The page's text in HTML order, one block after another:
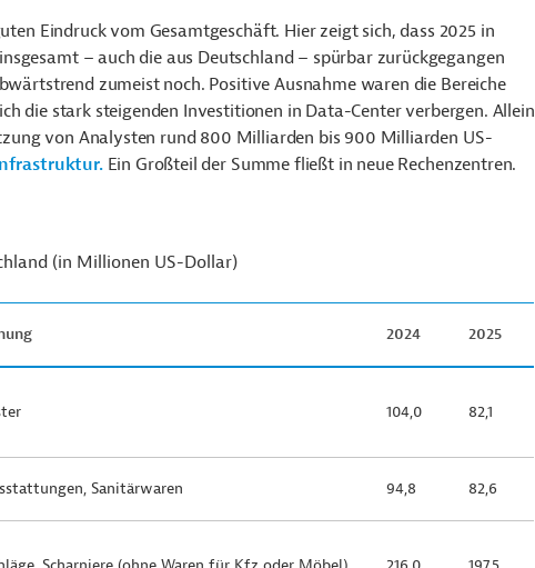
Eindruck vom Gesamtgeschäft. Hier zeigt sich, dass 2025 in
– auch die aus Deutschland – spürbar zurückgegangen
zumeist noch. Positive Ausnahme waren die Bereiche
die stark steigenden Investitionen in Data-Center verbergen. Allein
von Analysten rund 800 Milliarden bis 900 Milliarden US-
Ein Großteil der Summe fließt in neue Rechenzentren.
(in Millionen US-Dollar)
2024 2025
104,0 82,1
Sanitärwaren 94,8 82,6